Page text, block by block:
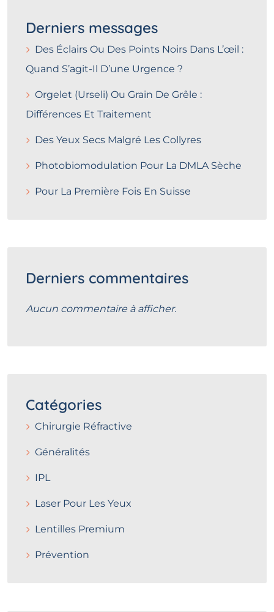
Derniers messages
Des Éclairs Ou Des Points Noirs Dans L’œil :
Quand S’agit-Il D’une Urgence ?
Orgelet (Urseli) Ou Grain De Grêle :
Différences Et Traitement
Des Yeux Secs Malgré Les Collyres
Photobiomodulation Pour La DMLA Sèche
Pour La Première Fois En Suisse
Derniers commentaires
Aucun commentaire à afficher.
Catégories
Chirurgie Réfractive
Généralités
IPL
Laser Pour Les Yeux
Lentilles Premium
Prévention